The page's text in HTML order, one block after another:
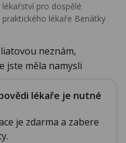
lékařství pro dospělé
praktického lékaře Benátky
neznám,
jste měla namysli
lékaře je nutné
je zdarma a zabere